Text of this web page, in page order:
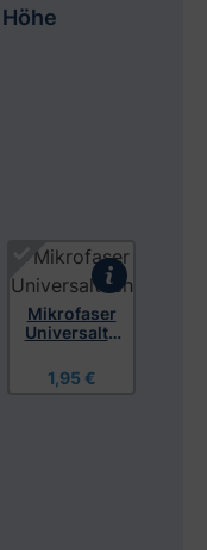
Höhe
Mikrofaser
Universaltu
1,95 €